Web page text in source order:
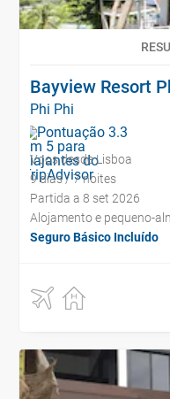
Bayview Resort
Phi Phi
Voos desde Lisboa
9 dias / 7 noites
Partida a 8 set 2026
Alojamento e pequeno-
Seguro Básico Incluído